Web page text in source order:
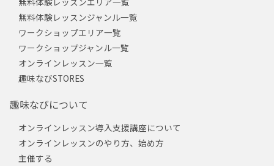
無料体験レッスンジャンル一覧
ワークショップエリア一覧
ワークショップジャンル一覧
オンラインレッスン一覧
趣味なびSTORES
趣味なびについて
オンラインレッスン導入支援講座について
オンラインレッスンのやり方、始め方
主催する